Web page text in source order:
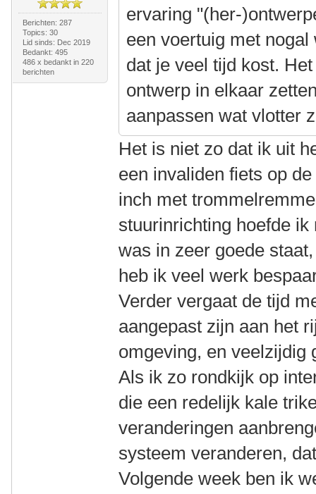
Berichten: 287
Topics: 30
Lid sinds: Dec 2019
Bedankt: 495
486 x bedankt in 220
berichten
ervaring "(her-
een voertuig met
dat je veel tijd kost.
ontwerp in elkaar
aanpassen wat vlotter
Het is niet zo dat ik uit
een invaliden fiets op
inch met
stuurinrichting hoefde
was in zeer goede
heb ik veel werk
Verder vergaat de tijd
aangepast zijn aan het
omgeving, en veelzijdig
Als ik zo rondkijk op
die een redelijk kale
veranderingen
systeem veranderen,
Volgende week ben ik